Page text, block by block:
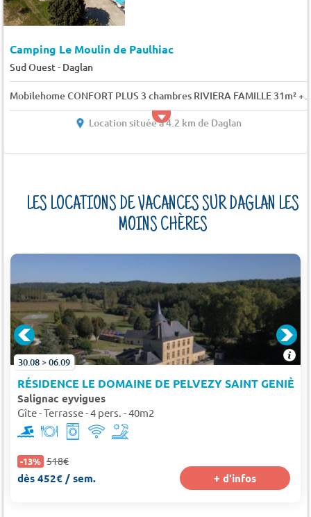
Camping Le Moulin de Paulhiac
Sud Ouest- Daglan
Mobilehome CONFORT PLUS 3 chambres
Location située à 4.2 km de Daglan
LES LOCATIONS DE VACANCES SUR DAGLAN LES
MOINS CHÈRES
30.08 > 06.09
RÉSIDENCE LE DOMAINE DE PELVEZY SAINT GENIÈS
Salignac eyvigues
Gîte - Terrasse - 4 pers. - 40m2
-13% 518€
dès 452€ / sem. + d'infos